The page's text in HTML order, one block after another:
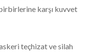
karşı kuvvet
teçhizat ve silah